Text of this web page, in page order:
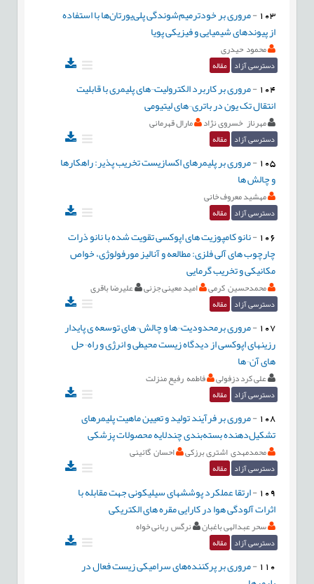
103
-مروری بر خودترمیم‌شوندگی پلی‌یورتان‌ها با استفاده
از پیوندهای شیمیایی و فیزیکی پویا
محمود حیدری
دسترسی آزاد مقاله
104
-مروری بر کاربرد الکترولیت¬های پلیمری با قابلیت
انتقال تک یون در باتری¬های لیتیومی
مهرناز خسروی نژاد مارال قهرمانی
دسترسی آزاد مقاله
105
-مروری بر پلیمرهای اکسازیست تخریب پذیر: راهکارها
و چالش ها
مهشید معروف خانی
دسترسی آزاد مقاله
106
-نانو کامپوزیت های اپوکسی تقویت شده با نانو ذرات
چارچوب های آلی فلزی: مطالعه و آنالیز مورفولوژی، خواص
مکانیکی و تخریب گرمایی
محمدحسین کرمی امید معینی جزنی علیرضا باقری
دسترسی آزاد مقاله
107
-مروری برمحدودیت¬ها و چالش¬های توسعه ی پایدار
رزینهای اپوکسی از دیدگاه زیست محیطی و انرژی و راه¬حل
های آن¬ها
علی کرد دزفولی فاطمه رفیع منزلت
دسترسی آزاد مقاله
108
-مروری بر فرآیند تولید و تعیین ماهیت پلیمرهای
تشکیل‌دهنده بسته‌بندی‌ چندلایه محصولات پزشکی
محمدمهدی اشتری برزکی احسان گائینی
دسترسی آزاد مقاله
109
-ارتقا عملکرد پوششهای سیلیکونی جهت مقابله با
اثرات آلودگی هوا در کارایی مقره های الکتریکی
سحر عبدالهی باغبان نرگس ربانی خواه
دسترسی آزاد مقاله
110
-مروری بر پرکننده‌های سرامیکی زیست فعال در